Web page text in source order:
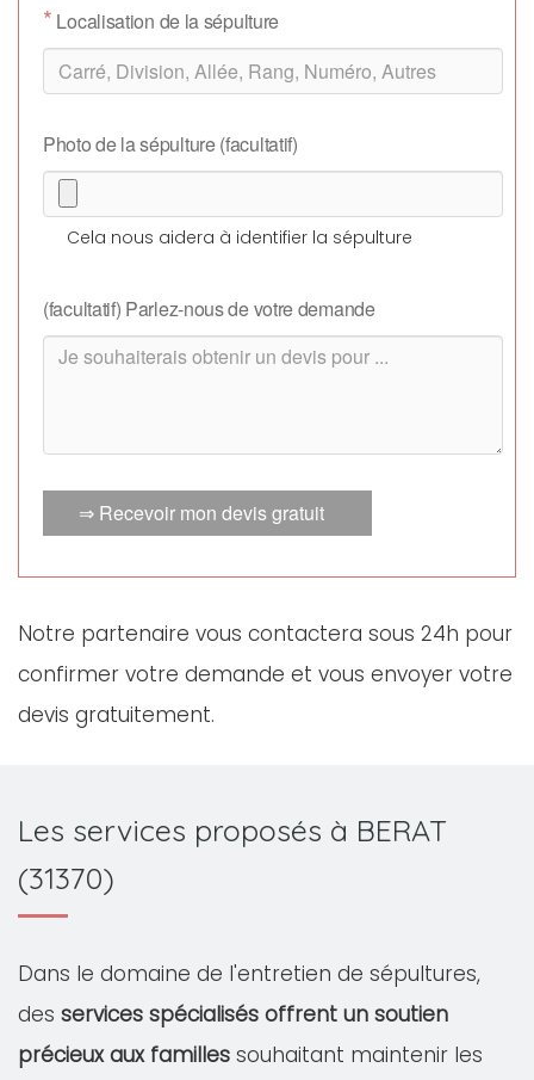
* Localisation de la sépulture
Photo de la sépulture (facultatif)
Cela nous aidera à identifier la sépulture
(facultatif) Parlez-nous de votre demande
⇒ Recevoir mon devis gratuit
Notre partenaire vous contactera sous 24h pour
confirmer votre demande et vous envoyer votre
devis gratuitement.
Les services proposés à BERAT
(31370)
Dans le domaine de l'entretien de sépultures,
des services spécialisés offrent un soutien
précieux aux familles souhaitant maintenir les